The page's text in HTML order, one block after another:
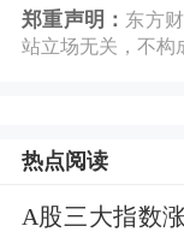
郑重声明： 东方
站立场无关，不构
热点阅读
A股三大指数